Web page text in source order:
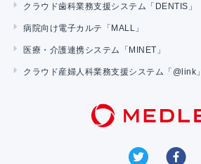
クラウド歯科業務支援システム「DENTIS」
病院向け電子カルテ「MALL」
医療・介護連携システム「MINET」
クラウド産婦人科業務支援システム「@link」